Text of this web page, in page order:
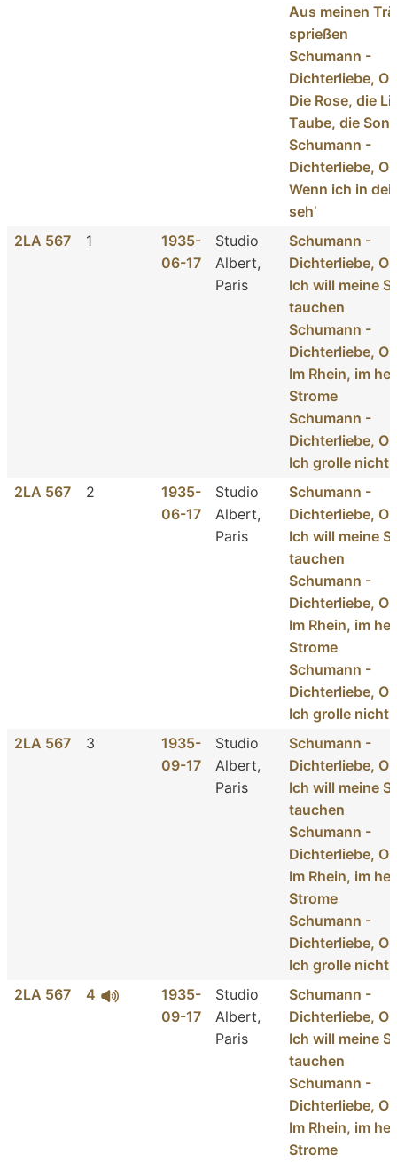
Aus meinen
sprießen
Schumann -
Dichterliebe,
Die Rose, die
Taube, die
Schumann -
Dichterliebe,
Wenn ich in
seh’
2LA 567
1
1935-
06-17
Studio
Albert,
Paris
Schumann -
Dichterliebe,
Ich will meine
tauchen
Schumann -
Dichterliebe,
Im Rhein, im
Strome
Schumann -
Dichterliebe,
Ich grolle nicht
2LA 567
2
1935-
06-17
Studio
Albert,
Paris
Schumann -
Dichterliebe,
Ich will meine
tauchen
Schumann -
Dichterliebe,
Im Rhein, im
Strome
Schumann -
Dichterliebe,
Ich grolle nicht
2LA 567
3
1935-
09-17
Studio
Albert,
Paris
Schumann -
Dichterliebe,
Ich will meine
tauchen
Schumann -
Dichterliebe,
Im Rhein, im
Strome
Schumann -
Dichterliebe,
Ich grolle nicht
2LA 567
4
1935-
09-17
Studio
Albert,
Paris
Schumann -
Dichterliebe,
Ich will meine
tauchen
Schumann -
Dichterliebe,
Im Rhein, im
Strome